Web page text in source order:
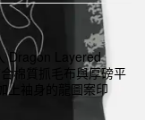
Dragon Layered
棉質抓毛布與厚磅平
上袖身的龍圖案印